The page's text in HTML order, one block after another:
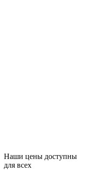
Наши цены доступны
для всех